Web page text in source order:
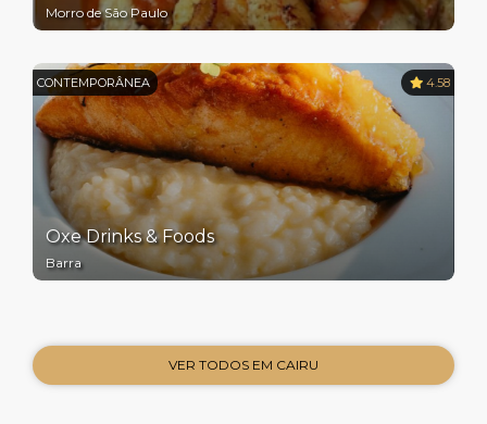
Morro de São Paulo
CONTEMPORÂNEA 4.58
Oxe Drinks & Foods
Barra
VER TODOS EM CAIRU